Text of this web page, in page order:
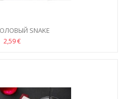
SNAKE
2,59 €